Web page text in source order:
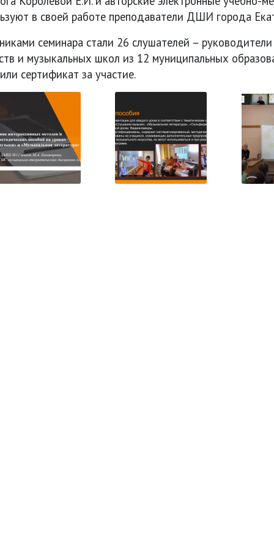
в своей работе преподаватели ДШИ города
семинара стали 26 слушателей –
и музыкальных школ из 12 муниципальных
сертификат за участие.